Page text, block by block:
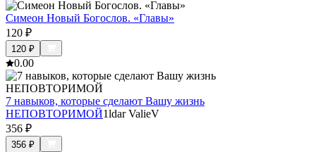
Симеон Новый Богослов. «Главы»
120 ₽
120 ₽
0.00
7 навыков, которые сделают Вашу жизнь
НЕПОВТОРИМОЙ1ldar ValieV
356 ₽
356 ₽